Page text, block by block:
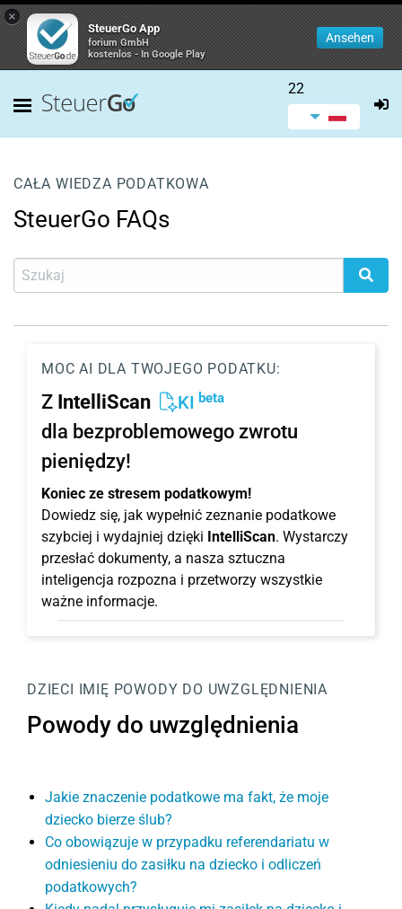
×
SteuerGo App
forium GmbH
kostenlos - In Google Play
Ansehen
22
CAŁA WIEDZA PODATKOWA
SteuerGo FAQs
MOC AI DLA TWOJEGO PODATKU:
Z IntelliScan KI beta
dla bezproblemowego zwrotu
pieniędzy!
Koniec ze stresem podatkowym!
Dowiedz się, jak wypełnić zeznanie podatkowe
szybciej i wydajniej dzięki IntelliScan. Wystarczy
przesłać dokumenty, a nasza sztuczna
inteligencja rozpozna i przetworzy wszystkie
ważne informacje.
DZIECI IMIĘ POWODY DO UWZGLĘDNIENIA
Powody do uwzględnienia
Jakie znaczenie podatkowe ma fakt, że moje
dziecko bierze ślub?
Co obowiązuje w przypadku referendariatu w
odniesieniu do zasiłku na dziecko i odliczeń
podatkowych?